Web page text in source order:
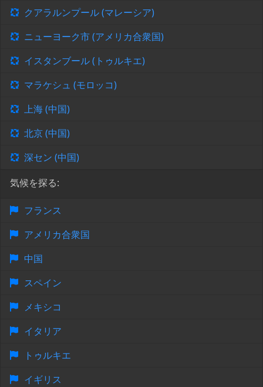
クアラルンプール (マレーシア)
ニューヨーク市 (アメリカ合衆国)
イスタンブール (トゥルキエ)
マラケシュ (モロッコ)
上海 (中国)
北京 (中国)
深セン (中国)
気候を探る:
フランス
アメリカ合衆国
中国
スペイン
メキシコ
イタリア
トゥルキエ
イギリス